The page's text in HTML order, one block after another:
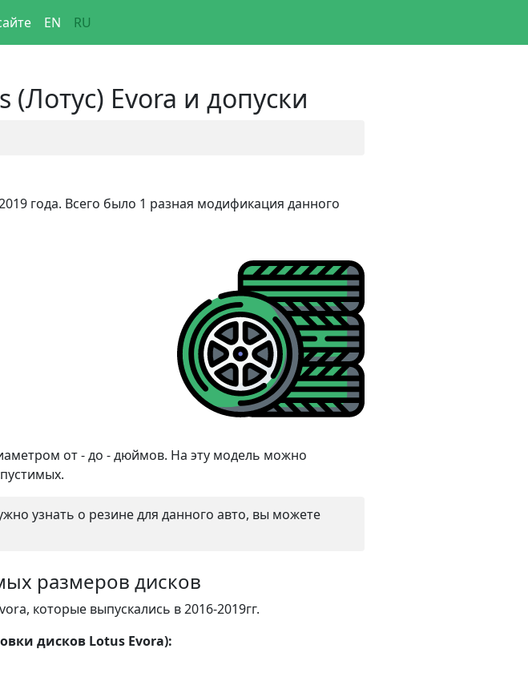
EN RU
Evora и допуски
года. Всего было 1 разная модификация данного
от - до - дюймов. На эту модель можно
узнать о резине для данного авто, вы можете
размеров дисков
которые выпускались в 2016-2019гг.
дисков Lotus Evora):